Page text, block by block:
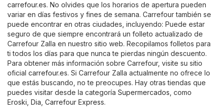
carrefour.es. No olvides que los horarios de apertura pueden
variar en días festivos y fines de semana. Carrefour también se
puede encontrar en otras ciudades, incluyendo: Puede estar
seguro de que siempre encontrará un folleto actualizado de
Carrefour Zalla en nuestro sitio web. Recopilamos folletos para
ti todos los días para que nunca te pierdas ningún descuento.
Para obtener más información sobre Carrefour, visite su sitio
oficial carrefour.es. Si Carrefour Zalla actualmente no ofrece lo
que estás buscando, no te preocupes. Hay otras tiendas que
puedes visitar desde la categoría Supermercados , como
Eroski Dia Carrefour Express.